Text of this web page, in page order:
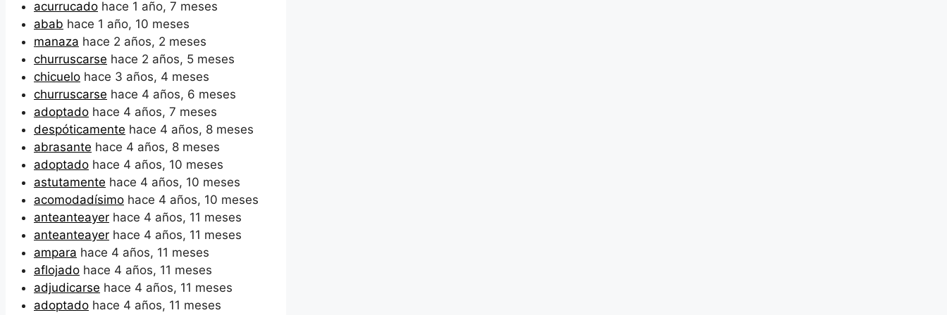
acurrucado hace 1 año, 7 meses
abab hace 1 año, 10 meses
manaza hace 2 años, 2 meses
churruscarse hace 2 años, 5 meses
chicuelo hace 3 años, 4 meses
churruscarse hace 4 años, 6 meses
adoptado hace 4 años, 7 meses
despóticamente hace 4 años, 8 meses
abrasante hace 4 años, 8 meses
adoptado hace 4 años, 10 meses
astutamente hace 4 años, 10 meses
acomodadísimo hace 4 años, 10 meses
anteanteayer hace 4 años, 11 meses
anteanteayer hace 4 años, 11 meses
ampara hace 4 años, 11 meses
aflojado hace 4 años, 11 meses
adjudicarse hace 4 años, 11 meses
adoptado hace 4 años, 11 meses